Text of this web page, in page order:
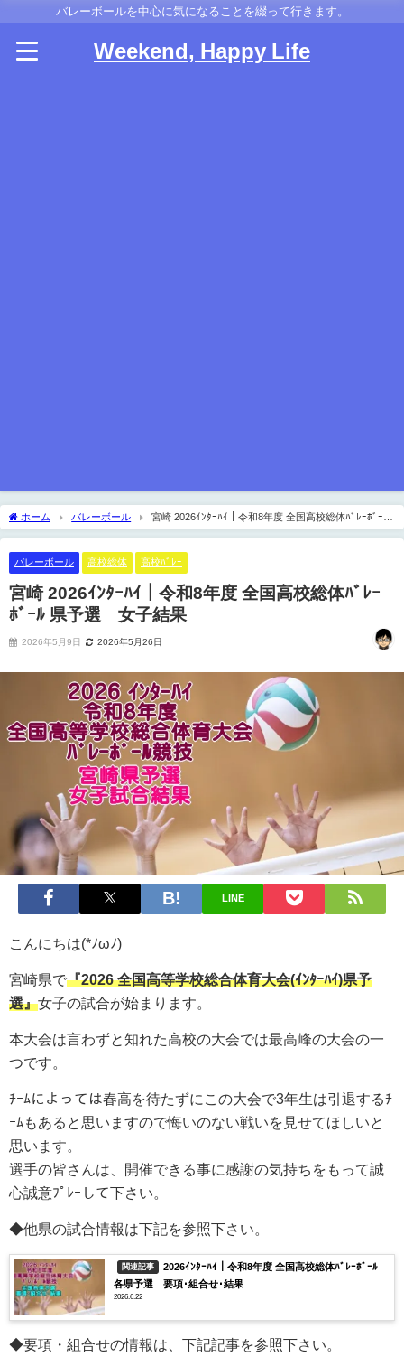
バレーボールを中心に気になることを綴って行きます。
Weekend, Happy Life
ホーム バレーボール
宮崎 2026ｲﾝﾀｰﾊｲ｜令和8年度 全国高校総体ﾊﾞﾚｰﾎﾞｰﾙ
県予選 女子結果
バレーボール 高校総体 高校ﾊﾞﾚｰ
宮崎 2026ｲﾝﾀｰﾊｲ｜令和8年度 全国高校総体ﾊﾞﾚｰ
ﾎﾞｰﾙ 県予選 女子結果
2026年5月9日 2026年5月26日
LINE
こんにちは(*ﾉωﾉ)
宮崎県で『2026全国高等学校総合体育大会(ｲﾝﾀｰﾊｲ)県予
選』女子の試合が始まります。
本大会は言わずと知れた高校の大会では最高峰の大会の一
つです。
ﾁｰﾑによっては春高を待たずにこの大会で3年生は引退するﾁ
ｰﾑもあると思いますので悔いのない戦いを見せてほしいと
思います。
選手の皆さんは、開催できる事に感謝の気持ちをもって誠
心誠意ﾌﾟﾚｰして下さい。
◆他県の試合情報は下記を参照下さい。
関連記事
2026ｲﾝﾀｰﾊｲ｜令和8年度 全国高校総体ﾊﾞﾚｰﾎﾞｰﾙ
各県予選 要項･組合せ･結果
2026.6.22
◆要項・組合せの情報は、下記記事を参照下さい。